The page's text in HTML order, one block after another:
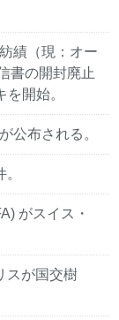
績（現：オー
書の開封廃止
開始。
公布される。
がスイス・
スが国交樹